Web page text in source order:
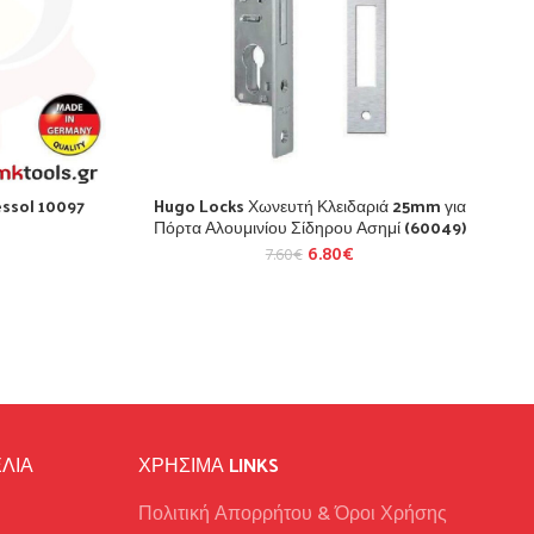
10097 Hugo Locks Χωνευτή Κλειδαριά 25mm για
Πόρτα Αλουμινίου Σίδηρου Ασημί (60049)
7.60€ 6.80€
ΧΡΉΣΙΜΑ LINKS
Πολιτική Απορρήτου & Όροι Χρήσης